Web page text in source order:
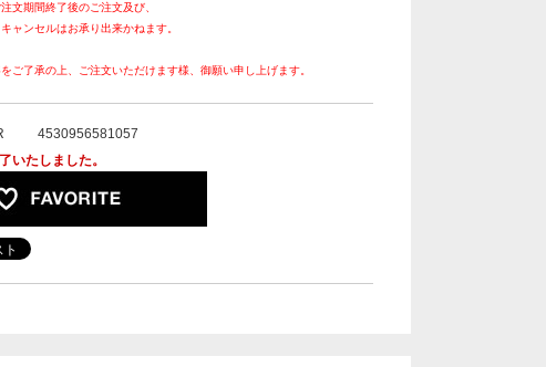
文期間終了後のご注文及び、
ャンセルはお承り出来かねます。
ご了承の上、ご注文いただけます様、御願い申し上げます。
4530956581057
いたしました。